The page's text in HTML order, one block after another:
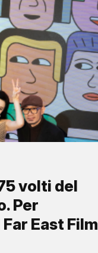
volti del
Per
East Film